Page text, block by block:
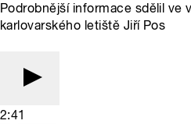
Podrobnější informace sdělil ve
karlovarského letiště Jiří Pos
2:41